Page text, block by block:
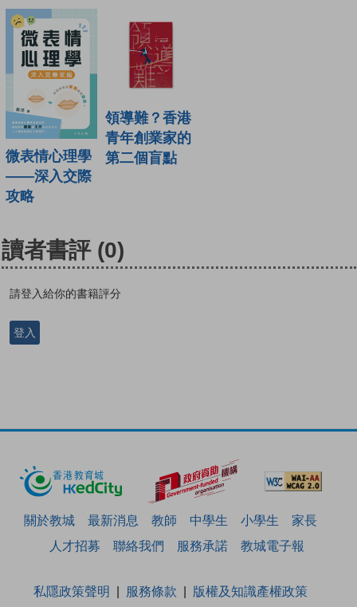
微表情心理學
——深入交際
攻略
領導難？香港
青年創業家的
第二個盲點
讀者書評 (0)
請登入給你的書籍評分
登入
關於教城 最新消息 教師 中學生 小學生
家長
人才招募
聯絡我們 服務承諾 教城電子報
私隱政策聲明 服務條款 版權及知識產權政策